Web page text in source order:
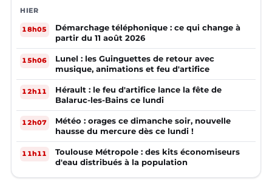
HIER
18h05
Démarchage téléphonique : ce qui change à
partir du 11 août 2026
15h06
Lunel : les Guinguettes de retour avec
musique, animations et feu d'artifice
12h11
Hérault : le feu d'artifice lance la fête de
Balaruc-les-Bains ce lundi
12h07
Météo : orages ce dimanche soir, nouvelle
hausse du mercure dès ce lundi !
11h11
Toulouse Métropole : des kits économiseurs
d'eau distribués à la population